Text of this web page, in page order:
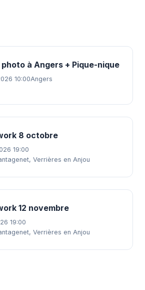
photo à Angers + Pique-nique
10:00Angers
8 octobre
19:00
Verrières en Anjou
12 novembre
19:00
Verrières en Anjou